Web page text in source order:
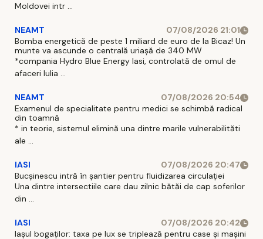
Moldovei intr ...
NEAMT
07/08/2026 21:01
Bomba energetică de peste 1 miliard de euro de la Bicaz! Un
munte va ascunde o centrală uriașă de 340 MW
*compania Hydro Blue Energy Iasi, controlată de omul de
afaceri Iulia ...
NEAMT
07/08/2026 20:54
Examenul de specialitate pentru medici se schimbă radical
din toamnă
* in teorie, sistemul elimină una dintre marile vulnerabilităti
ale ...
IASI
07/08/2026 20:47
Bucșinescu intră în șantier pentru fluidizarea circulației
Una dintre intersectiile care dau zilnic bătăi de cap soferilor
din ...
IASI
07/08/2026 20:42
Iașul bogaților: taxa pe lux se triplează pentru case și mașini